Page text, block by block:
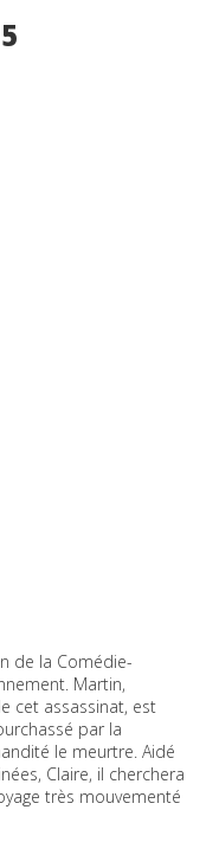
de la Comédie-
Martin,
cet assassinat, est
par la
le meurtre. Aidé
Claire, il cherchera
très mouvementé